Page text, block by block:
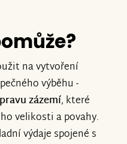
na vytvoření
výběhu -
zázemí, které
velikosti a povahy.
výdaje spojené s